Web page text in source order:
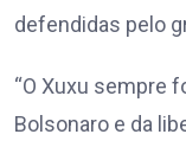
defendidas pelo
“O Xuxu sempre
Bolsonaro e da